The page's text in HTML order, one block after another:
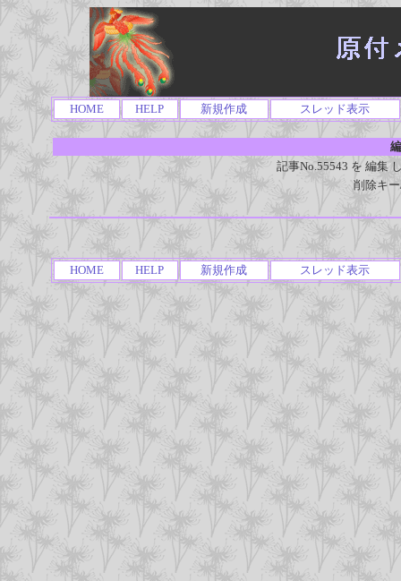
HOME HELP 新規作成 スレッド表示
記事No.55543 を 編集
削除キ
HOME HELP 新規作成 スレッド表示